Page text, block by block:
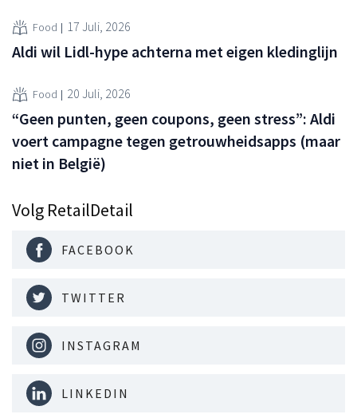
Food 17 Juli, 2026
Aldi wil Lidl-hype achterna met eigen kledinglijn
Food 20 Juli, 2026
“Geen punten, geen coupons, geen stress”: Aldi
voert campagne tegen getrouwheidsapps (maar
niet in België)
Volg RetailDetail
FACEBOOK
TWITTER
INSTAGRAM
LINKEDIN